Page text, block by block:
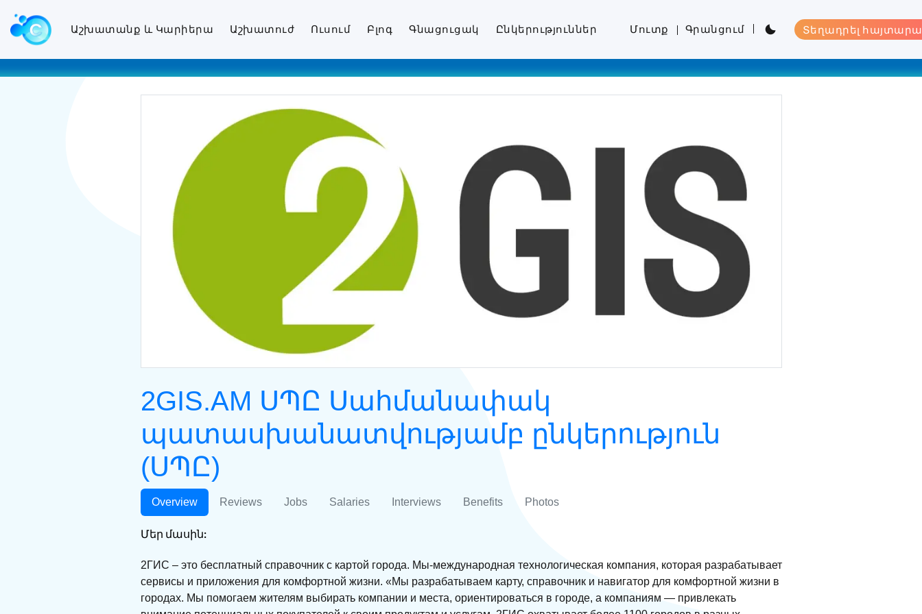
Աշխատանք և Կարիերա Աշխատուժ Ուսում Բլոգ Գնացուցակ Ընկերություններ Մուտք Գրանցում Տեղադրել
2GIS.AM ՍՊԸ Սահմանափակ
պատասխանատվությամբ ընկերություն
(ՍՊԸ)
Overview Reviews Jobs Salaries Interviews Benefits Photos
Մեր մասին:
2ГИС – это бесплатный справочник с картой города. Мы-международная технологическая компания, которая разрабатывает
сервисы и приложения для комфортной жизни. «Мы разрабатываем карту, справочник и навигатор для комфортной жизни в
городах. Мы помогаем жителям выбирать компании и места, ориентироваться в городе, а компаниям — привлекать